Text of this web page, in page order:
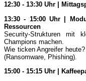
12:30 - 13:30 Uhr |
13:30 - 15:00 Uhr |
Ressourcen
Security-Strukturen mit
Champions machen.
Wie ticken Angreifer
(Ransomware, Phishing).
15:00 - 15:15 Uhr |